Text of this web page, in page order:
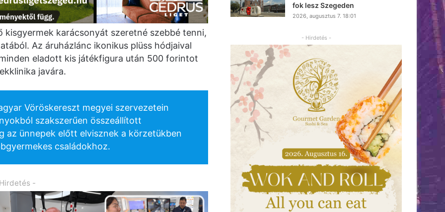
karácsonyát szeretné szebbé tenni,
Az áruházlánc ikonikus plüss hódjaival
eladott kis játékfigura után 500 forintot
javára.
Vöröskereszt megyei szervezetein
szakszerűen összeállított
az ünnepek előtt elvisznek a körzetükben
családokhoz.
-
fok lesz Szegeden
2026, augusztus 7. 18:01
- Hirdetés -